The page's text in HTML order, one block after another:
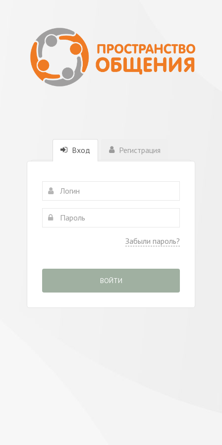
Вход Регистрация
Забыли пароль?
ВОЙТИ